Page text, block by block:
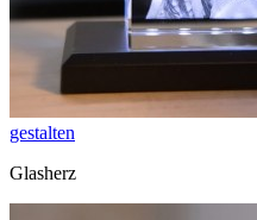
gestalten
Glasherz